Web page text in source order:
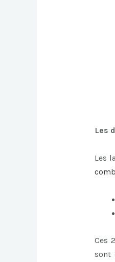
Les
Les
Ces
sont